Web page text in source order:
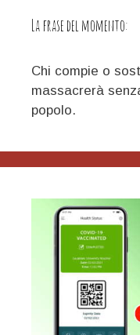
La frase del momento:
Chi compie o
massacrerà
popolo.